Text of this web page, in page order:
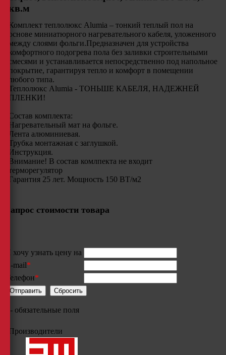
кв.м
Комплект теплолюкс Alumia – тонкий теплый пол на
основе миниатюрного нагревательного кабеля, уложенного
между слоями фольги.Предназначен для устройства
комфортного подогрева пола без заливки строительными
смесями и устанавливается непосредственно под напольное
покрытие, гарантируя тепло и комфорт в помещении
любого типа.
Теплолюкс Alumia - ТОНЬШЕ КАБЕЛЯ, НАДЕЖНЕЙ
ПЛЕНКИ!
Состав комплекта:
Нагревательный мат на фольге.
Лента алюминиевая.
Трубка монтажная с заглушкой.
Инструкция.
Внимание! В состав комлпекта не входит
терморегулятор
Гарантия 25 лет. Мощность 150 ВТ/м2
Запрос стоимости товара
Я хочу узнать цену на
E-mail*
Телефон*
- обязательные поля
Производители